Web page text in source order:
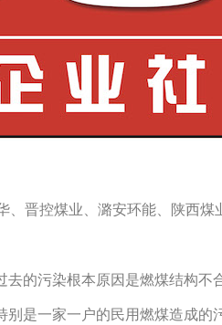
晋控煤业、潞安环能、陕西煤
的污染根本原因是燃煤结构不
是一家一户的民用燃煤造成的